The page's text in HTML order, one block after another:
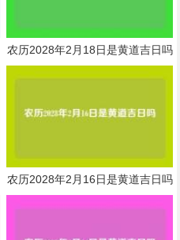
农历2028年2月18日是黄道吉日吗
农历2028年2月16日是黄道吉日吗